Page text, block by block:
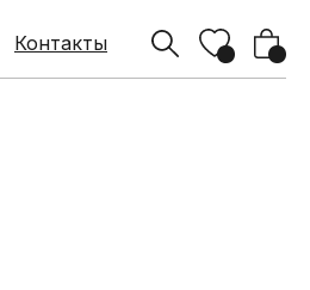
Контакты
Контакты